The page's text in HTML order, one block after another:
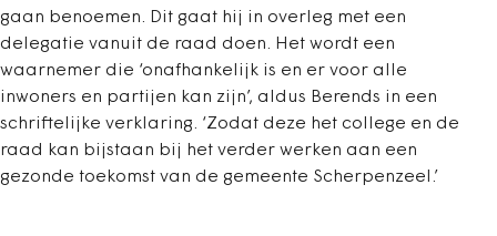
gaan benoemen. Dit gaat hij in overleg met een
delegatie vanuit de raad doen. Het wordt een
waarnemer die ‘onafhankelijk is en er voor alle
inwoners en partijen kan zijn’, aldus Berends in een
schriftelijke verklaring. ‘Zodat deze het college en de
raad kan bijstaan bij het verder werken aan een
gezonde toekomst van de gemeente Scherpenzeel.’